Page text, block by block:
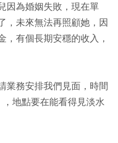
因為婚姻失敗，現在單
，未來無法再照顧她，因
，有個長期安穩的收入，
業務安排我們見面，時間
地點要在能看得見淡水